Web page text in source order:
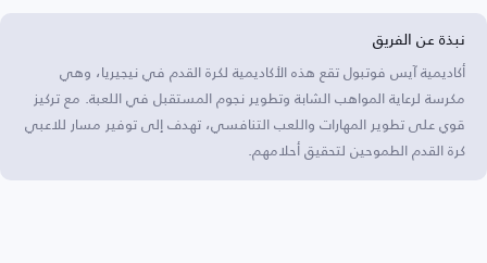
نبذة عن الفريق
أكاديمية آيس فوتبول تقع هذه الأكاديمية لكرة القدم في نيجيريا، وهي
مكرسة لرعاية المواهب الشابة وتطوير نجوم المستقبل في اللعبة. مع تركيز
قوي على تطوير المهارات واللعب التنافسي، تهدف إلى توفير مسار للاعبي
كرة القدم الطموحين لتحقيق أحلامهم.